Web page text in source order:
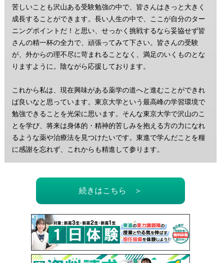
苦しいことも沢山ある受験勉強の中で、皆さんはきっと大きく
成長することができます。長い人生の中で、ここが自分のター
ニングポイントだ！と思い、せっかく挑戦するなら妥協せず皆
さんの精一杯の全力で、頑張ってみて下さい。皆さんの受験
が、外からの理不尽に苛まれることなく、満足のいくものとな
りますように。陰ながら応援しております。
これから私は、現在興味がある薬学の道へと進むことができれ
ば良いなと思っています。東京大学という最高峰の学習環境で
勉強できることを光栄に思います。そんな東京大学で沢山のこ
とを学び、将来は身体的・精神的苦しみを抱える方の力になれ
るような薬や治療法を見つけたいです。東進で学んだことを糧
に感謝を忘れず、これからも精進して参ります。
続きはこちら ＞